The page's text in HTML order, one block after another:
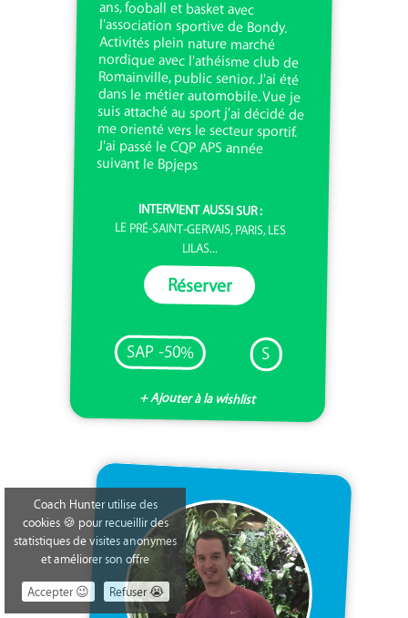
suivant le Bpjeps
INTERVIENT AUSSI SUR :
LE PRÉ-SAINT-GERVAIS, PARIS, LES
LILAS...
Réserver
SAP -50% S
+ Ajouter à la wishlist
Coach Hunter utilise des
cookies 🍪 pour recueillir des
statistiques de visites anonymes
et améliorer son offre
Accepter 😉
Refuser 😭